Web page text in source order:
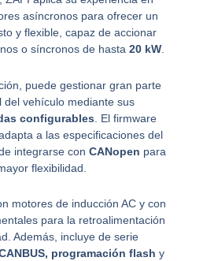
asíncronos para ofrecer un
y flexible, capaz de accionar
o síncronos de hasta 20 kW.
puede gestionar gran parte
del vehículo mediante sus
configurables . El firmware
a las especificaciones del
integrarse con CANopen para
flexibilidad.
motores de inducción AC y con
para la retroalimentación
Además, incluye de serie
programación flash y